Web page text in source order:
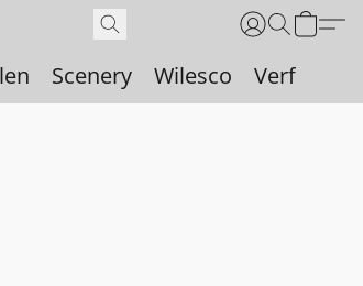
Scenery Wilesco Verf